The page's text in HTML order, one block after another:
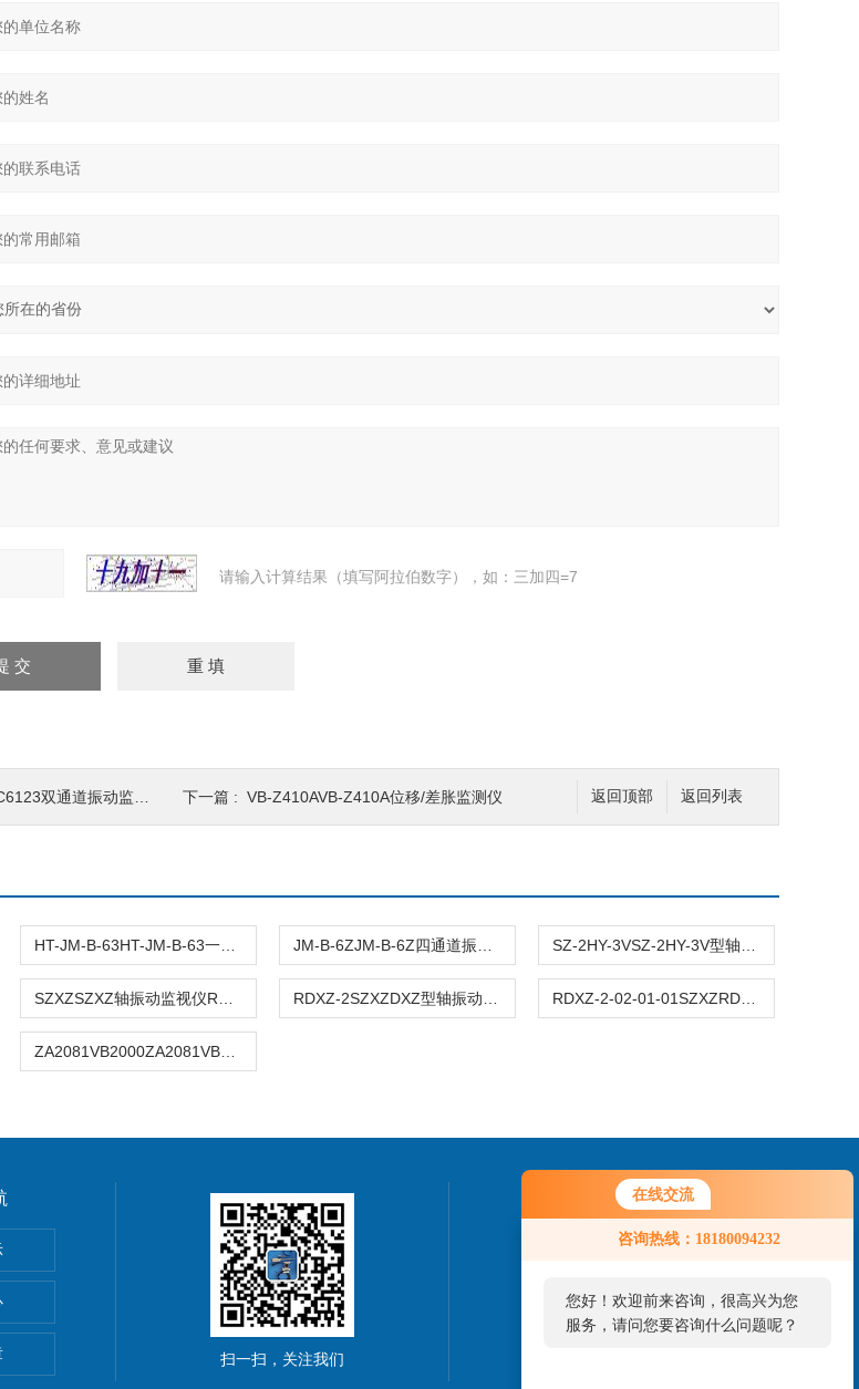
在线交流
咨询热线：18180094232
您好！欢迎前来咨询，很高兴为您
服务，请问您要咨询什么问题呢？
请输入计算结果（填写阿拉伯数字），如：三加四=7
返回列表
返回顶部
双通道振动监测器 下一篇 : VB-Z410AVB-Z410A位移/差胀监测仪
扫一扫，关注我们
联系我们